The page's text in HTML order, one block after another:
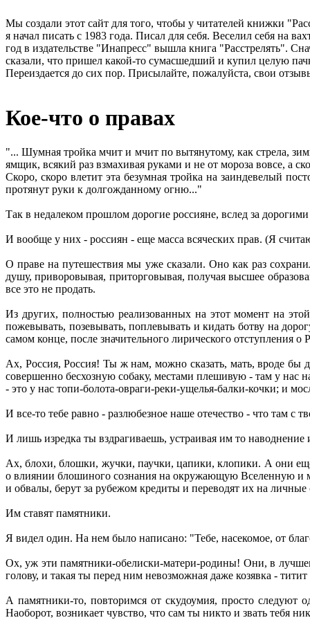
Мы создали этот сайт для того, чтобы у читателей книжки
я начал писать с 1983 года. Писал для себя. Веселил себя на
год в издательстве "Инапресс" вышла книга "Расстрелять".
сказали, что пришел какой-то сумасшедший и купил целую
Переиздается до сих пор. Присылайте, пожалуйста, свои
Кое-что о правах
"... Шумная тройка мчит и мчит по вытянутому, как стрела,
ямщик, всякий раз взмахивая руками и не от мороза вовсе, а
Скоро, скоро влетит эта безумная тройка на заиндевелый
протянут руки к долгожданному огню..."
Так в недалеком прошлом дорогие россияне, вслед за
И вообще у них - россиян - еще масса всяческих прав. (Я
О праве на путешествия мы уже сказали. Оно как раз
душу, приворовывая, приторговывая, получая высшее
все это не продать.
Из других, полностью реализованных на этот момент на
пожевывать, позевывать, поплевывать и кидать ботву на
самом конце, после значительного лирического отступления о
Ах, Россия, Россия! Ты ж нам, можно сказать, мать, вроде
совершенно бесхозную собаку, местами плешивую - там у нас
- это у нас топи-болота-овраги-реки-ущелья-балки-кочки; и
И все-то тебе равно - разлюбезное наше отечество - что там
И лишь изредка ты вздрагиваешь, устраивая им то
Ах, блохи, блошки, жучки, паучки, цапики, клопики. А они
о влиянии блошиного сознания на окружающую Вселенную и
и обвалы, берут за рубежом кредиты и переводят их на
Им ставят памятники.
Я видел один. На нем было написано: "Тебе, насекомое, от
Ох, уж эти памятники-обелиски-матери-родины! Они, в
голову, и такая ты перед ним невозможная даже козявка -
А памятники-то, повторимся от скудоумия, просто следуют
Наоборот, возникает чувство, что сам ты никто и звать тебя